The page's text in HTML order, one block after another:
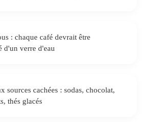
: chaque café devrait être
d'un verre d'eau
sources cachées : sodas, chocolat,
thés glacés